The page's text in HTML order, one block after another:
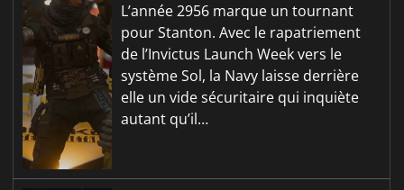
L’année 2956 marque un tournant
pour Stanton. Avec le rapatriement
de l’Invictus Launch Week vers le
système Sol, la Navy laisse derrière
elle un vide sécuritaire qui inquiète
autant qu’il…